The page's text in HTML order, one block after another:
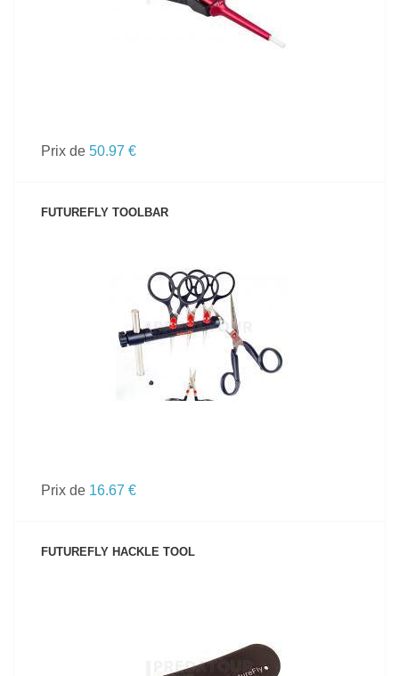
Prix de 50.97 €
FUTUREFLY TOOLBAR
VOIR LE PRODUIT
Prix de 16.67 €
FUTUREFLY HACKLE TOOL